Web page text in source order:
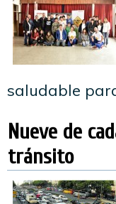
saludable
Nueve de
tránsito